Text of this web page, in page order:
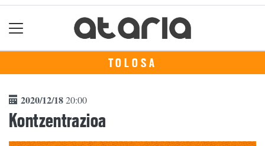
TOLOSA
2020/12/1820:00
Kontzentrazioa